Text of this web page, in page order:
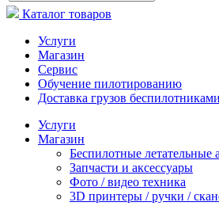
Каталог товаров
Услуги
Магазин
Сервис
Обучение пилотированию
Доставка грузов беспилотниками
Услуги
Магазин
Беспилотные летательные
Запчасти и аксессуары
Фото / видео техника
3D принтеры / ручки /